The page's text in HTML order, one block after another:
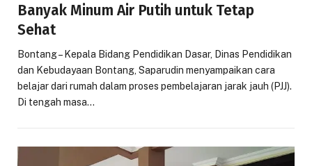
Banyak Minum Air Putih untuk Tetap
Sehat
Bontang – Kepala Bidang Pendidikan Dasar, Dinas Pendidikan
dan Kebudayaan Bontang, Saparudin menyampaikan cara
belajar dari rumah dalam proses pembelajaran jarak jauh (PJJ).
Di tengah masa…